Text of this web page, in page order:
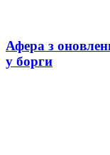
Афера з
у борги